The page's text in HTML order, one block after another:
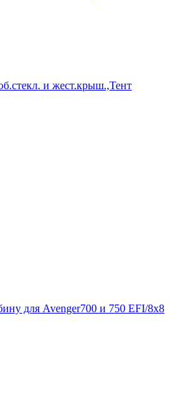
и жест.крыш.,Тент
для Avenger700 и 750 EFI/8х8